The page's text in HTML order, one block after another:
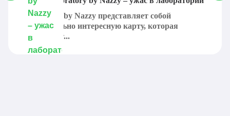
Laboratory by Nazzy представляет собой
действительно интересную карту, которая
отправляет...